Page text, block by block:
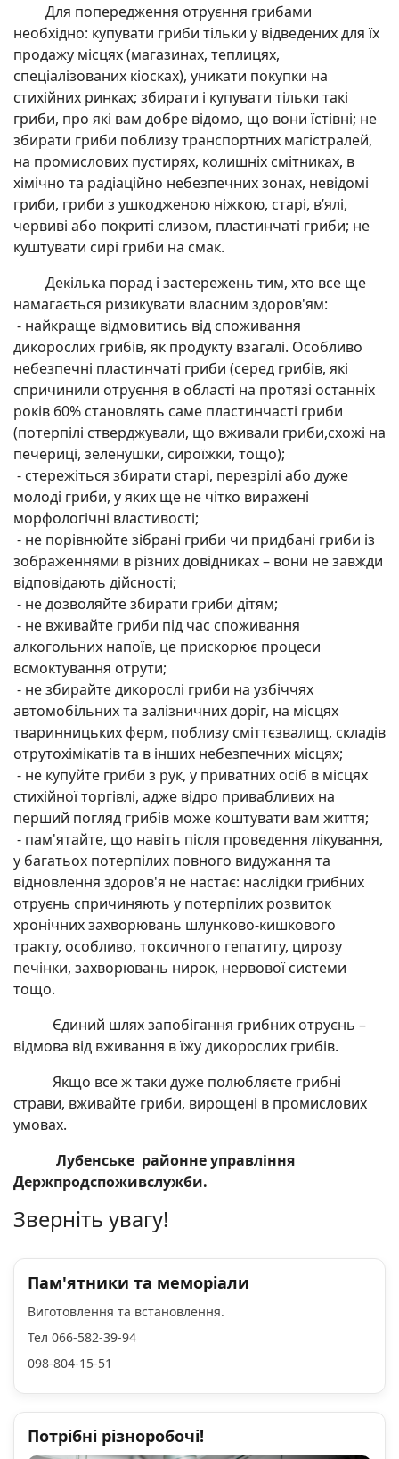
Для попередження отруєння грибами
необхідно: купувати гриби тільки у відведених для їх
продажу місцях (магазинах, теплицях,
спеціалізованих кіосках), уникати покупки на
стихійних ринках; збирати і купувати тільки такі
гриби, про які вам добре відомо, що вони їстівні; не
збирати гриби поблизу транспортних магістралей,
на промислових пустирях, колишніх смітниках, в
хімічно та радіаційно небезпечних зонах, невідомі
гриби, гриби з ушкодженою ніжкою, старі, в’ялі,
червиві або покриті слизом, пластинчаті гриби; не
куштувати сирі гриби на смак.
Декілька порад і застережень тим, хто все ще
намагається ризикувати власним здоров'ям:
- найкраще відмовитись від споживання
дикорослих грибів, як продукту взагалі. Особливо
небезпечні пластинчаті гриби (серед грибів, які
спричинили отруєння в області на протязі останніх
років 60% становлять саме пластинчасті гриби
(потерпілі стверджували, що вживали гриби,схожі на
печериці, зеленушки, сироїжки, тощо);
- стережіться збирати старі, перезрілі або дуже
молоді гриби, у яких ще не чітко виражені
морфологічні властивості;
- не порівнюйте зібрані гриби чи придбані гриби із
зображеннями в різних довідниках – вони не завжди
відповідають дійсності;
- не дозволяйте збирати гриби дітям;
- не вживайте гриби під час споживання
алкогольних напоїв, це прискорює процеси
всмоктування отрути;
- не збирайте дикорослі гриби на узбіччях
автомобільних та залізничних доріг, на місцях
тваринницьких ферм, поблизу сміттєзвалищ, складів
отрутохімікатів та в інших небезпечних місцях;
- не купуйте гриби з рук, у приватних осіб в місцях
стихійної торгівлі, адже відро привабливих на
перший погляд грибів може коштувати вам життя;
- пам'ятайте, що навіть після проведення лікування,
у багатьох потерпілих повного видужання та
відновлення здоров'я не настає: наслідки грибних
отруєнь спричиняють у потерпілих розвиток
хронічних захворювань шлунково-кишкового
тракту, особливо, токсичного гепатиту, цирозу
печінки, захворювань нирок, нервової системи
тощо.
Єдиний шлях запобігання грибних отруєнь –
відмова від вживання в їжу дикорослих грибів.
Якщо все ж таки дуже полюбляєте грибні
страви, вживайте гриби, вирощені в промислових
умовах.
Лубенське районнеуправління
Держпродспоживслужби.
Зверніть увагу!
Пам'ятники та меморіали
Виготовлення та встановлення.
Тел 066-582-39-94
098-804-15-51
Потрібні різноробочі!